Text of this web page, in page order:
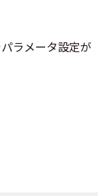
ラメータ設定が